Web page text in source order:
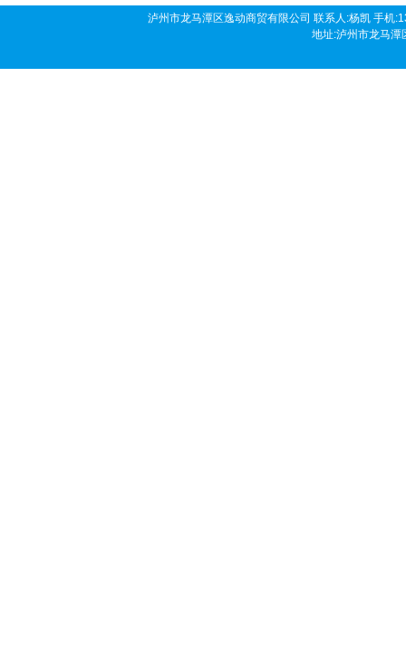
泸州市龙马潭区逸动商贸有限公司 联系人:杨凯 手
地址:泸州市龙马